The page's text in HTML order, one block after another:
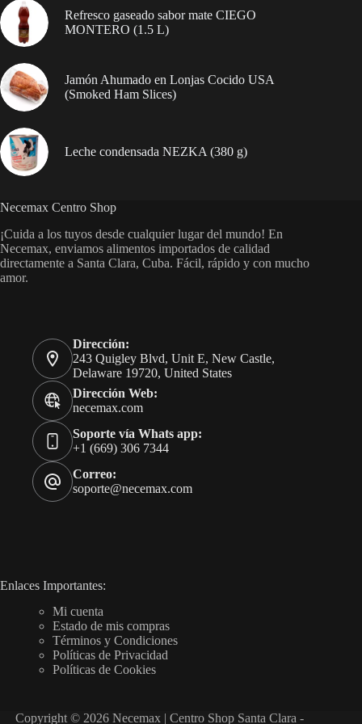
Refresco gaseado sabor mate CIEGO
MONTERO (1.5 L)
Jamón Ahumado en Lonjas Cocido USA
(Smoked Ham Slices)
Leche condensada NEZKA (380 g)
Necemax Centro Shop
¡Cuida a los tuyos desde cualquier lugar del mundo! En
Necemax, enviamos alimentos importados de calidad
directamente a Santa Clara, Cuba. Fácil, rápido y con mucho
amor.
Dirección:
243 Quigley Blvd, Unit E, New Castle,
Delaware 19720, United States
Dirección Web:
necemax.com
Soporte vía Whats app:
+1 (669) 306 7344
Correo:
soporte@necemax.com
Enlaces Importantes:
Mi cuenta
Estado de mis compras
Términos y Condiciones
Políticas de Privacidad
Políticas de Cookies
Copyright © 2026 Necemax | Centro Shop Santa Clara -